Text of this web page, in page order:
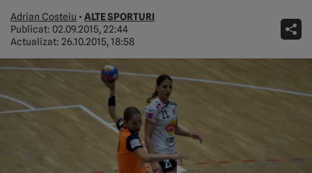
Adrian Costeiu • ALTE SPORTURI
Publicat: 02.09.2015, 22:44
Actualizat: 26.10.2015, 18:58